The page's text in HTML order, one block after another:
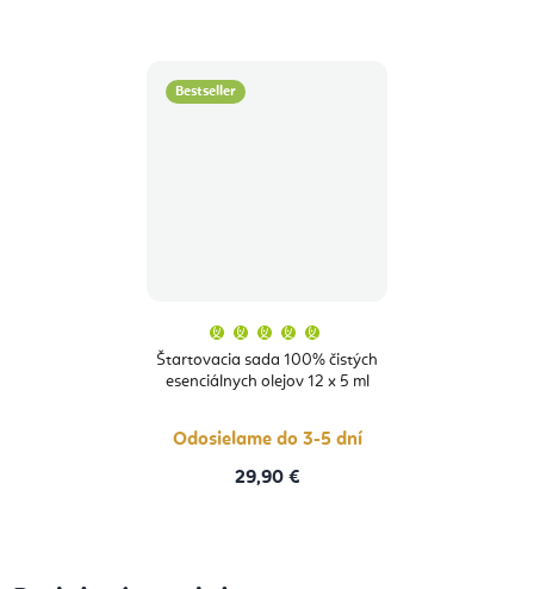
Bestseller
Štartovacia sada 100% čistých
esenciálnych olejov 12 x 5 ml
produktu
je
5,0
hviezdičiek.
Odosielame do 3-5 dní
29,90 €